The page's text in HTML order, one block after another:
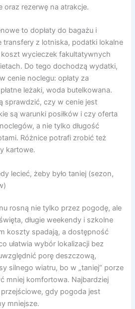
oraz rezerwę na atrakcje.
to dopłaty do bagażu i
transfery z lotniska, podatki lokalne
koszt wycieczek fakultatywnych
Do tego dochodzą wydatki,
cenie noclegu: opłaty za
leżaki, woda butelkowana.
sprawdzić, czy w cenie jest
są warunki posiłków i czy oferta
a nie tylko długość
Różnice potrafi zrobić też
kartowe.
lecieć, żeby było taniej (sezon,
rosną nie tylko przez pogodę, ale
długie weekendy i szkolne
koszty spadają, a dostępność
ułatwia wybór lokalizacji bez
porę deszczową,
silnego wiatru, bo w „taniej” porze
mniej komfortowa. Najbardziej
gdy pogoda jest
mniejsze.